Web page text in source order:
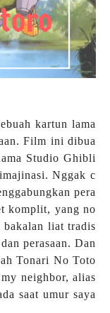
kartun lama
Film ini dibua
Studio Ghibli
Nggak c
pera
komplit, yang no
liat tradis
perasaan. Dan
Tonari No Toto
neighbor, alias
saat umur saya